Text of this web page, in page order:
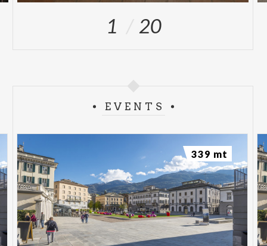
1 20
EVENTS
339 mt